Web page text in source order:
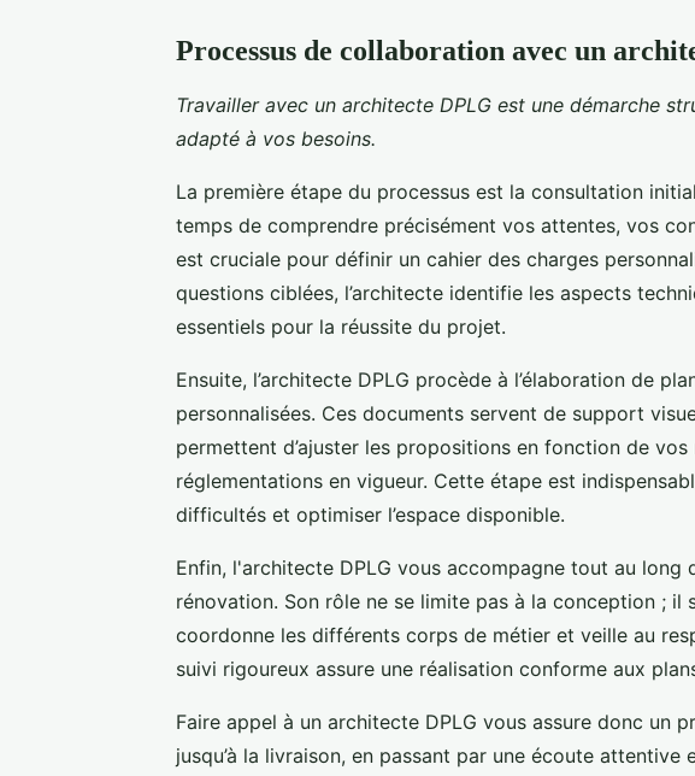
Processus de collaboration avec un
Travailler avec un architecte DPLG est une démarche
adapté à vos besoins.
La première étape du processus est la consultation
temps de comprendre précisément vos attentes, vos
est cruciale pour définir un cahier des charges
questions ciblées, l’architecte identifie les aspects
essentiels pour la réussite du projet.
Ensuite, l’architecte DPLG procède à l’élaboration de
personnalisées. Ces documents servent de support
permettent d’ajuster les propositions en fonction de
réglementations en vigueur. Cette étape est
difficultés et optimiser l’espace disponible.
Enfin, l'architecte DPLG vous accompagne tout au long
rénovation. Son rôle ne se limite pas à la conception ; il
coordonne les différents corps de métier et veille au
suivi rigoureux assure une réalisation conforme aux
Faire appel à un architecte DPLG vous assure donc un
jusqu’à la livraison, en passant par une écoute attentive